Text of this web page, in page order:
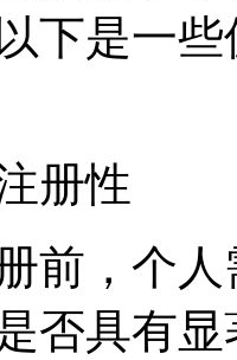
下是一
册性
前，个
否具有